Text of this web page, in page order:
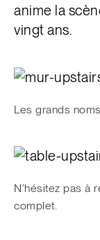
anime la
vingt ans.
Les grands
N’hésitez pas à
complet.